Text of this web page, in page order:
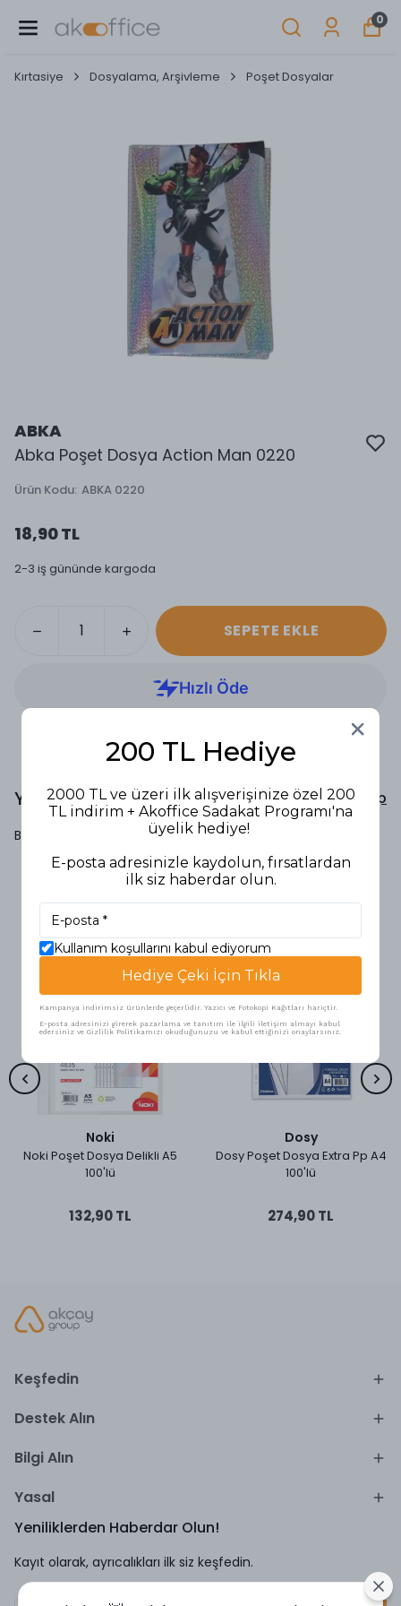
0
Kırtasiye Dosyalama, Arşivleme Poşet Dosyalar
ABKA
Abka Poşet Dosya Action Man 0220
Ürün Kodu: ABKA 0220
18,90 TL
2-3 iş gününde kargoda
SEPETE EKLE
Yorumlar Yorum Yap
Bu ürün için henüz yorum yapılmamış.
Noki
Noki Poşet Dosya Delikli A5
100'lü
132,90 TL
Dosy
Dosy Poşet Dosya Extra Pp A4
100'lü
274,90 TL
Keşfedin
Destek Alın
Bilgi Alın
Yasal
Yeniliklerden Haberdar Olun!
Kayıt olarak, ayrıcalıkları ilk siz keşfedin.
200 TL Hediye
2000 TL ve üzeri ilk alışverişinize özel 200
TL indirim + Akoffice Sadakat Programı'na
üyelik hediye!
E-posta adresinizle kaydolun, fırsatlardan
ilk siz haberdar olun.
Kullanım koşullarını kabul ediyorum
Hediye Çeki İçin Tıkla
Kampanya indirimsiz ürünlerde geçerlidir. Yazıcı ve Fotokopi Kağıtları hariçtir.
E-posta adresinizi girerek pazarlama ve tanıtım ile ilgili iletişim almayı kabul
edersiniz ve Gizlilik Politikamızı okuduğunuzu ve kabul ettiğinizi onaylarsınız.